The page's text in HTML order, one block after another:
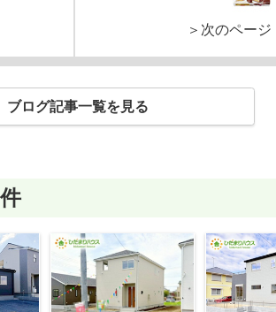
＞次のページ
ブログ記事一覧を見る